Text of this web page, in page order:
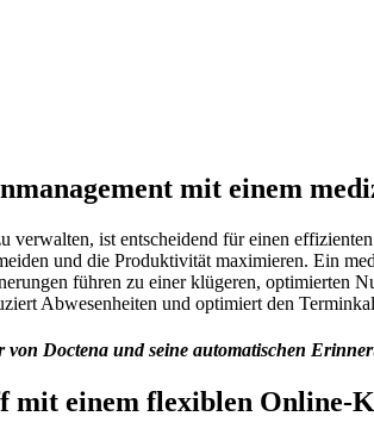
mit einem
ist entscheidend für einen
und die Produktivität maximieren. Ein
führen zu einer klügeren, optimierten
Abwesenheiten und optimiert den
von Doctena und seine automatischen
mit einem flexiblen Online-